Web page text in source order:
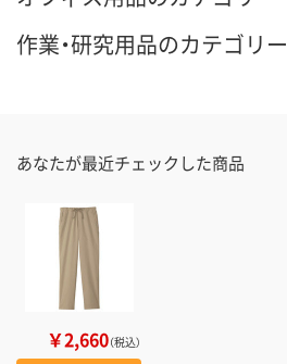
作業・研究用品のカテゴリー
あなたが最近チェックした商品
￥2,660（税込）